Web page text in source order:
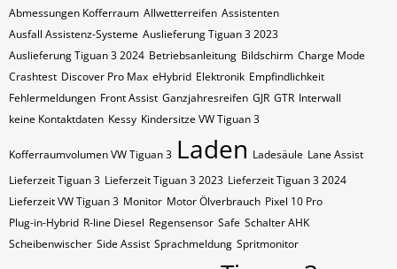
Abmessungen Kofferraum Allwetterreifen Assistenten
Ausfall Assistenz-Systeme Auslieferung Tiguan 3 2023
Auslieferung Tiguan 3 2024 Betriebsanleitung Bildschirm Charge Mode
Crashtest Discover Pro Max eHybrid Elektronik Empfindlichkeit
Fehlermeldungen Front Assist Ganzjahresreifen GJR GTR Interwall
keine Kontaktdaten Kessy Kindersitze VW Tiguan 3
Kofferraumvolumen VW Tiguan 3 Laden Ladesäule Lane Assist
Lieferzeit Tiguan 3 Lieferzeit Tiguan 3 2023 Lieferzeit Tiguan 3 2024
Lieferzeit VW Tiguan 3 Monitor Motor Ölverbrauch Pixel 10 Pro
Plug-in-Hybrid R-line Diesel Regensensor Safe Schalter AHK
Scheibenwischer Side Assist Sprachmeldung Spritmonitor